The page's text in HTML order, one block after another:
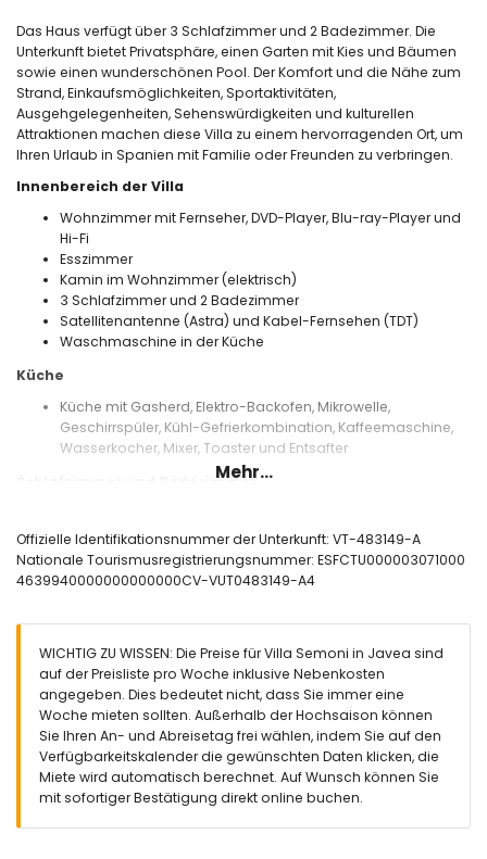
Das Haus verfügt über 3 Schlafzimmer und 2 Badezimmer. Die
Unterkunft bietet Privatsphäre, einen Garten mit Kies und Bäumen
sowie einen wunderschönen Pool. Der Komfort und die Nähe zum
Strand, Einkaufsmöglichkeiten, Sportaktivitäten,
Ausgehgelegenheiten, Sehenswürdigkeiten und kulturellen
Attraktionen machen diese Villa zu einem hervorragenden Ort, um
Ihren Urlaub in Spanien mit Familie oder Freunden zu verbringen.
Innenbereich der Villa
Wohnzimmer mit Fernseher, DVD-Player, Blu-ray-Player und
Hi-Fi
Esszimmer
Kamin im Wohnzimmer (elektrisch)
3 Schlafzimmer und 2 Badezimmer
Satellitenantenne (Astra) und Kabel-Fernsehen (TDT)
Waschmaschine in der Küche
Küche
Küche mit Gasherd, Elektro-Backofen, Mikrowelle,
Geschirrspüler, Kühl-Gefrierkombination, Kaffeemaschine,
Wasserkocher, Mixer, Toaster und Entsafter
Schlafzimmer und Badezimmer
und en-suite Badezimmer
Schlafzimmer mit Klimaanlage und Kingsize-Bett (200 x 180
cm)
Toilette
Badezimmer mit Einzelwaschbecken, Dusche und Toilette
Außenbereich der Villa
Umzäuntes Grundstück
Nierenförmiger privater Pool mit einer Größe von 10 m x 5 m
und 2 m Tiefe
Garten mit Kies, Bäumen und Gartenmöbeln mit
Sonnenliegen
Mehr...
Offizielle Identifikationsnummer der Unterkunft: VT-483149-A
Nationale Tourismusregistrierungsnummer: ESFCTU000003071000
4639940000000000000CV-VUT0483149-A4
WICHTIG ZU WISSEN: Die Preise für Villa Semoni in Javea sind
auf der Preisliste pro Woche inklusive Nebenkosten
angegeben. Dies bedeutet nicht, dass Sie immer eine
Woche mieten sollten. Außerhalb der Hochsaison können
Sie Ihren An- und Abreisetag frei wählen, indem Sie auf den
Verfügbarkeitskalender die gewünschten Daten klicken, die
Miete wird automatisch berechnet. Auf Wunsch können Sie
mit sofortiger Bestätigung direkt online buchen.